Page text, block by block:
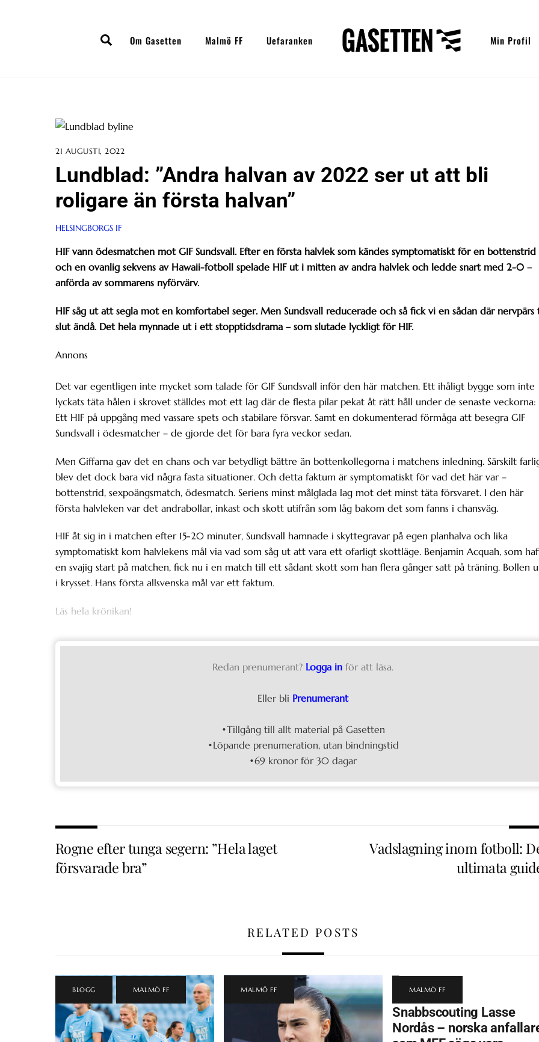
SearchOm Gasetten Malmö FF Uefaranken Min Profil
21 AUGUSTI, 2022
Lundblad: ”Andra halvan av 2022 ser ut att bli
roligare än första halvan”
HELSINGBORGS IF
HIF vann ödesmatchen mot GIF Sundsvall. Efter en första halvlek som kändes symptomatiskt för en bottenstrid
och en ovanlig sekvens av Hawaii-fotboll spelade HIF ut i mitten av andra halvlek och ledde snart med 2-0 –
anförda av sommarens nyförvärv.
HIF såg ut att segla mot en komfortabel seger. Men Sundsvall reducerade och så fick vi en sådan där nervpärs
slut ändå. Det hela mynnade ut i ett stopptidsdrama – som slutade lyckligt för HIF.
Annons
Det var egentligen inte mycket som talade för GIF Sundsvall inför den här matchen. Ett ihåligt bygge som inte
lyckats täta hålen i skrovet ställdes mot ett lag där de flesta pilar pekat åt rätt håll under de senaste veckorna:
Ett HIF på uppgång med vassare spets och stabilare försvar. Samt en dokumenterad förmåga att besegra GIF
Sundsvall i ödesmatcher – de gjorde det för bara fyra veckor sedan.
Men Giffarna gav det en chans och var betydligt bättre än bottenkollegorna i matchens inledning. Särskilt
blev det dock bara vid några fasta situationer. Och detta faktum är symptomatiskt för vad det här var –
bottenstrid, sexpoängsmatch, ödesmatch. Seriens minst målglada lag mot det minst täta försvaret. I den här
första halvleken var det andrabollar, inkast och skott utifrån som låg bakom det som fanns i chansväg.
HIF åt sig in i matchen efter 15-20 minuter, Sundsvall hamnade i skyttegravar på egen planhalva och lika
symptomatiskt kom halvlekens mål via vad som såg ut att vara ett ofarligt skottläge. Benjamin Acquah, som
en svajig start på matchen, fick nu i en match till ett sådant skott som han flera gånger satt på träning. Bollen
i krysset. Hans första allsvenska mål var ett faktum.
Läs hela krönikan!
Redan prenumerant? Logga in för att läsa.
Eller bli Prenumerant
•Tillgång till allt material på Gasetten
•Löpande prenumeration, utan bindningstid
•69 kronor för 30 dagar
Rogne efter tunga segern: ”Hela laget
försvarade bra”
Vadslagning inom fotboll:
ultimata
RELATED POSTS
BLOGG , MALMÖ FF MALMÖ FF MALMÖ FF
Snabbscouting Lasse
Nordås – norska